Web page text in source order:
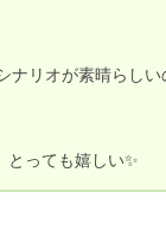
リオが素晴らし
っても嬉しい✨️